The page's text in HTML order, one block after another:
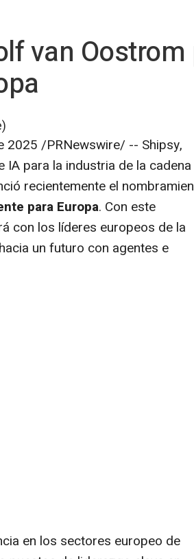
van
2025 /PRNewswire/ -- Shipsy,
para la industria de la
recientemente el
para Europa. Con este
con los líderes europeos de la
un futuro con agentes e
en los sectores europeo de